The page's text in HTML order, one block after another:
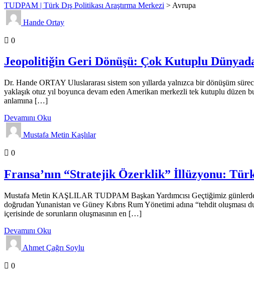
TUDPAM | Türk Dış Politikası Araştırma Merkezi > Avrupa
Hande Ortay
0
Jeopolitiğin Geri Dönüşü: Çok Kutuplu
Dr. Hande ORTAY Uluslararası sistem son yıllarda yalnızca bir dönüşüm
yaklaşık otuz yıl boyunca devam eden Amerikan merkezli tek kutuplu düzen
anlamına […]
Devamını Oku
Mustafa Metin Kaşlılar
0
Fransa’nın “Stratejik Özerklik” İllüzyonu:
Mustafa Metin KAŞLILAR TUDPAM Başkan Yardımcısı Geçtiğimiz
doğrudan Yunanistan ve Güney Kıbrıs Rum Yönetimi adına “tehdit
içerisinde de sorunların oluşmasının en […]
Devamını Oku
Ahmet Çağrı Soylu
0